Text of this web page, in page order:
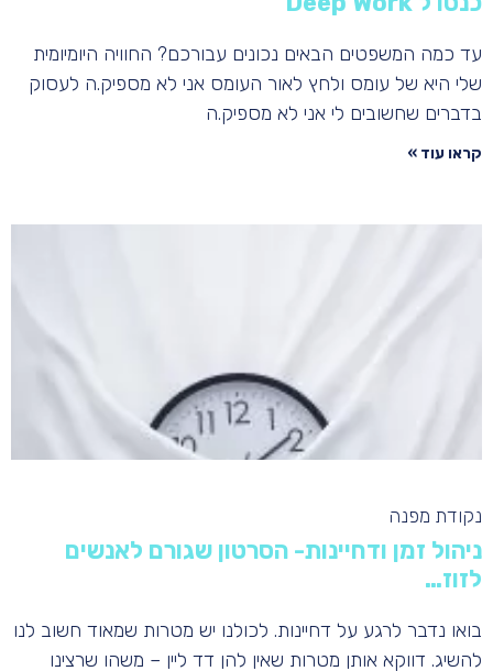
עד כמה המשפטים הבאים נכונים עבורכם? החוויה היומיומית
שלי היא של עומס ולחץ לאור העומס אני לא מספיק.ה לעסוק
בדברים שחשובים לי אני לא מספיק.ה
קראו עוד »
ניהול זמן ודחיינות- הסרטון שגורם לאנשים
לזוז…
נקודת מפנה
בואו נדבר לרגע על דחיינות. לכולנו יש מטרות שמאוד חשוב לנו
להשיג. דווקא אותן מטרות שאין להן דד ליין – משהו שרצינו